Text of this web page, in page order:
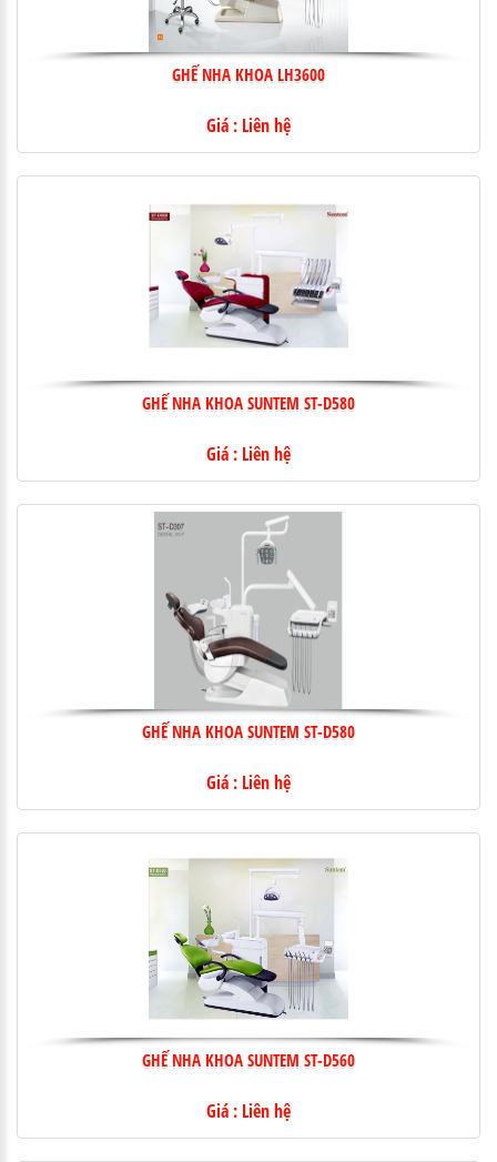
GHẾ NHA KHOA LH3600
Giá : Liên hệ
GHẾ NHA KHOA SUNTEM ST-D580
Giá : Liên hệ
GHẾ NHA KHOA SUNTEM ST-D580
Giá : Liên hệ
GHẾ NHA KHOA SUNTEM ST-D560
Giá : Liên hệ